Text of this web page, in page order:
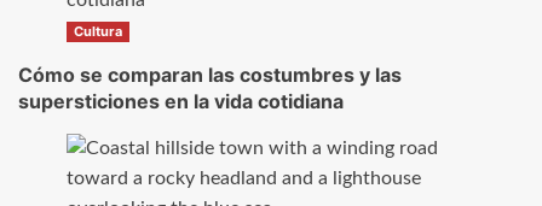
Cultura
Cómo se comparan las costumbres y las
supersticiones en la vida cotidiana